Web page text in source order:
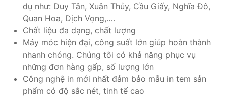
dụ như: Duy Tân, Xuân Thủy, Cầu Giấy, Nghĩa Đô,
Quan Hoa, Dịch Vọng,….
Chất liệu đa dạng, chất lượng
Máy móc hiện đại, công suất lớn giúp hoàn thành
nhanh chóng. Chúng tôi có khả năng phục vụ
những đơn hàng gấp, số lượng lớn
Công nghệ in mới nhất đảm bảo mẫu in tem sản
phẩm có độ sắc nét, tinh tế cao